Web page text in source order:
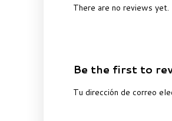
There are no reviews yet.
Be the first to
Tu dirección de correo